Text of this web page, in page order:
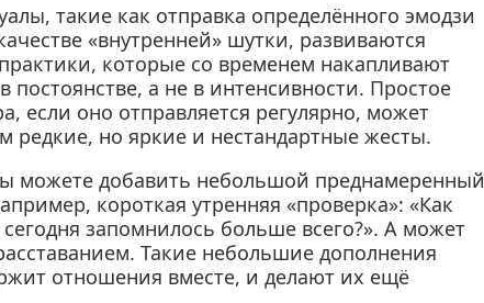
такие как отправка определённого эмодзи
«внутренней» шутки, развиваются
которые со временем накапливают
а не в интенсивности. Простое
если оно отправляется регулярно, может
редкие, но яркие и нестандартные жесты.
можете добавить небольшой преднамеренный
короткая утренняя «проверка»: «Как
запомнилось больше всего?». А может
Такие небольшие дополнения
отношения вместе, и делают их ещё